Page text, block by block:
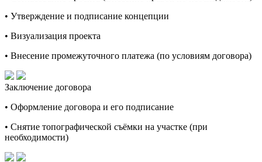
• Утверждение и подписание концепции
• Визуализация проекта
• Внесение промежуточного платежа (по условиям договора)
Заключение договора
• Оформление договора и его подписание
• Снятие топографической съёмки на участке (при
необходимости)